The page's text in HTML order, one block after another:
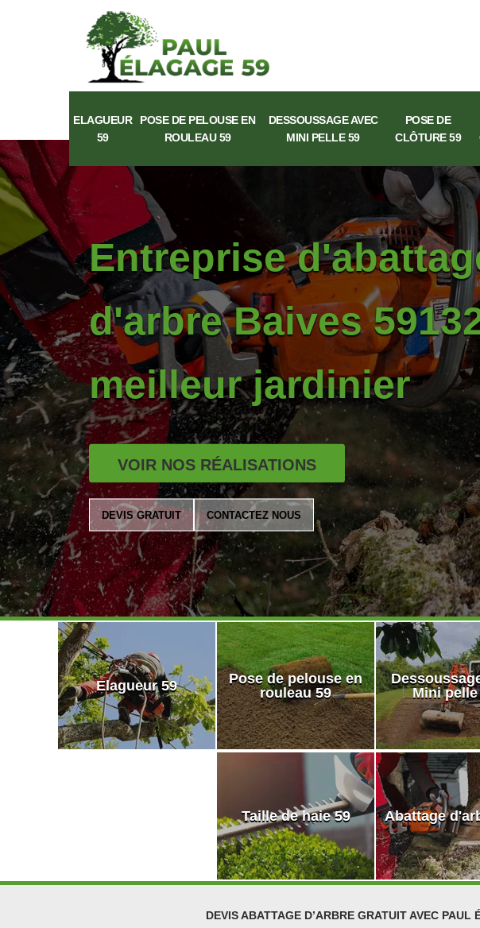
ELAGUEUR
59
POSE DE PELOUSE EN
ROULEAU 59
DESSOUSSAGE AVEC
MINI PELLE 59
POSE DE
CLÔTURE 59
Entreprise
d'arbre Baives
meilleur jardinier
VOIR NOS RÉALISATIONS
DEVIS GRATUIT CONTACTEZ NOUS
Elagueur 59
Pose de pelouse en
rouleau 59
Mini pelle
Taille de haie 59 Abattage
DEVIS ABATTAGE D’ARBRE GRATUIT AVEC PAUL